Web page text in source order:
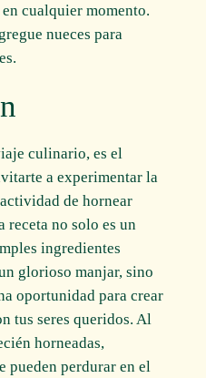
cualquier momento.
nueces para
culinario, es el
a experimentar la
de hornear
receta no solo es un
ingredientes
glorioso manjar, sino
oportunidad para crear
tus seres queridos. Al
horneadas,
pueden perdurar en el